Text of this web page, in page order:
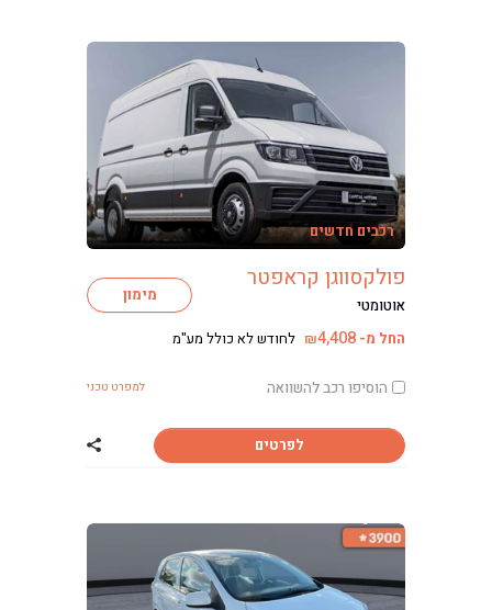
רכבים חדשים
פולקסווגן קראפטר
אוטומטי מימון
החל מ- ₪4,408 לחודש לא כולל מע"מ
הוסיפו רכב להשוואה למפרט טכני
לפרטים שתף רכב